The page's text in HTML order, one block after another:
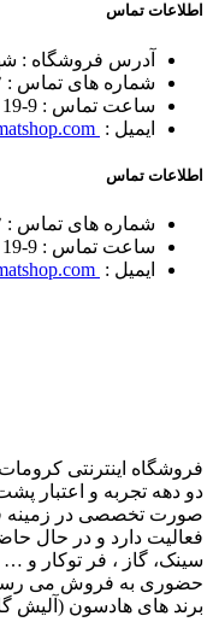
اطلاعات تماس
آدرس فروشگاه :
شماره های تماس :
ساعت تماس :
ایمیل :
اطلاعات تماس
شماره های تماس :
ساعت تماس :
ایمیل :
دو دهه تجربه و اعتبار
صورت تخصصی در زمینه
فعالیت دارد و در حال
سینک، گاز ، فر توکار و
حضوری به فروش می
برند های هادسون (آلیش